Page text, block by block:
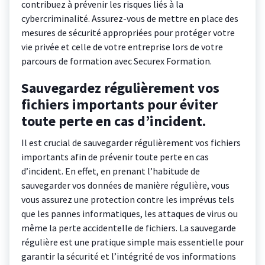
contribuez à prévenir les risques liés à la
cybercriminalité. Assurez-vous de mettre en place des
mesures de sécurité appropriées pour protéger votre
vie privée et celle de votre entreprise lors de votre
parcours de formation avec Securex Formation.
Sauvegardez régulièrement vos
fichiers importants pour éviter
toute perte en cas d’incident.
Il est crucial de sauvegarder régulièrement vos fichiers
importants afin de prévenir toute perte en cas
d’incident. En effet, en prenant l’habitude de
sauvegarder vos données de manière régulière, vous
vous assurez une protection contre les imprévus tels
que les pannes informatiques, les attaques de virus ou
même la perte accidentelle de fichiers. La sauvegarde
régulière est une pratique simple mais essentielle pour
garantir la sécurité et l’intégrité de vos informations